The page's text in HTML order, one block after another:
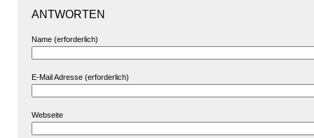
ANTWORTEN
Name (erforderlich)
E-Mail Adresse (erforderlich)
Webseite